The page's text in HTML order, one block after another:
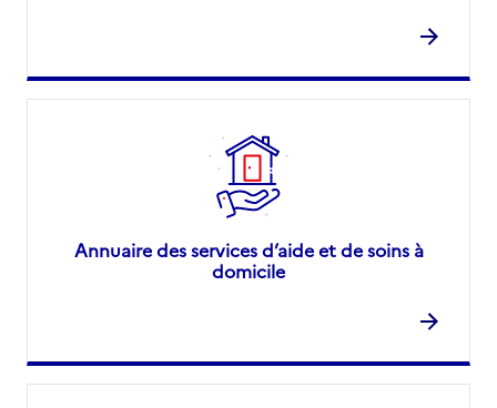
Annuaire des services d’aide et de soins à
domicile